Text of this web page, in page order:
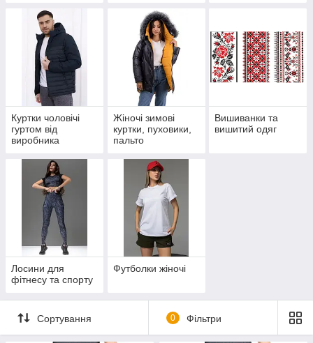
Куртки чоловічі
гуртом від
виробника
Жіночі зимові
куртки, пуховики,
пальто
Вишиванки та
вишитий одяг
Лосини для
фітнесу та спорту
Футболки жіночі
Сортування 0 Фільтри